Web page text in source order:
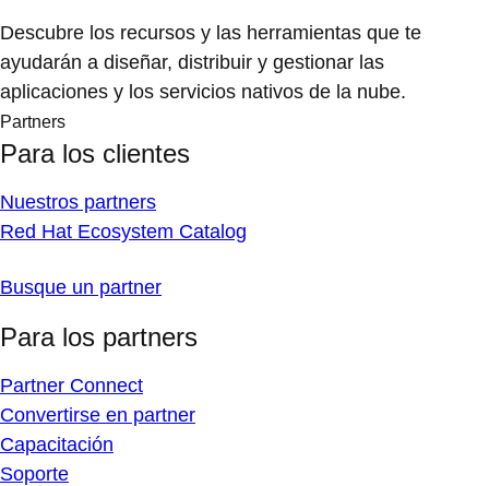
Descubre los recursos y las herramientas que te
ayudarán a diseñar, distribuir y gestionar las
aplicaciones y los servicios nativos de la nube.
Partners
Para los clientes
Nuestros partners
Red Hat Ecosystem Catalog
Busque un partner
Para los partners
Partner Connect
Convertirse en partner
Capacitación
Soporte